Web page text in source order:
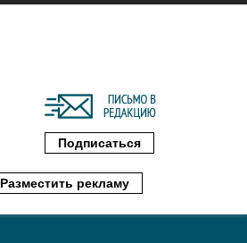
Подписаться
Разместить рекламу